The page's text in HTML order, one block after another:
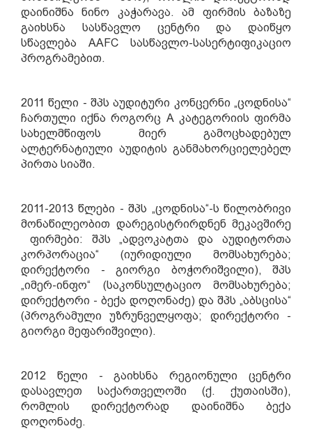
დაინიშნა ნინო კაჭარავა. ამ ფირმის ბაზაზე
გაიხსნა სასწავლო ცენტრი და დაიწყო
სწავლება AAFC სასწავლო-სასერტიფიკაციო
პროგრამებით.
2011 წელი - შპს აუდიტური კონცერნი „ცოდნისა“
ჩართული იქნა როგორც A კატეგორიის ფირმა
სახელმწიფოს მიერ გამოცხადებულ
ალტერნატიული აუდიტის განმახორციელებელ
პირთა სიაში.
2011-2013 წლები - შპს „ცოდნისა“-ს წილობრივი
მონაწილეობით დარეგისტრირდნენ მეკავშირე
ფირმები: შპს „ადვოკატთა და აუდიტორთა
კორპორაცია“ (იურიდიული მომსახურება;
დირექტორი - გიორგი ბოჭორიშვილი), შპს
„იმერ-ინფო“ (საკონსულტაციო მომსახურება;
დირექტორი - ბექა დოღონაძე) და შპს „აბსცისა“
(პროგრამული უზრუნველყოფა; დირექტორი -
გიორგი მეფარიშვილი).
2012 წელი - გაიხსნა რეგიონული ცენტრი
დასავლეთ საქართველოში (ქ. ქუთაისში),
რომლის დირექტორად დაინიშნა ბექა
დოღონაძე.